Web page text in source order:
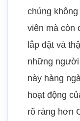
chúng
viên mà còn
lắp đặt và
những
này hàng
hoạt động
rõ ràng hơn